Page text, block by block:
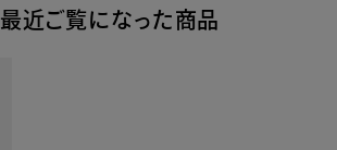
最近ご覧になった商品